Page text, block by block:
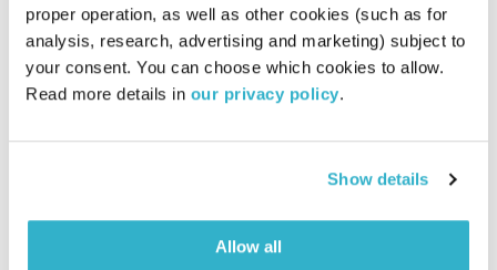
proper operation, as well as other cookies (such as for
analysis, research, advertising and marketing) subject to
your consent. You can choose which cookies to allow.
Read more details in our privacy policy.
Show details
Allow all
טיול שבת – 15.7.23
טיול שבת
מיכל גפן
מיכל גפן מזמינה אתכם לשעתיים של מוזיקה שמגיעה מכל קצווי